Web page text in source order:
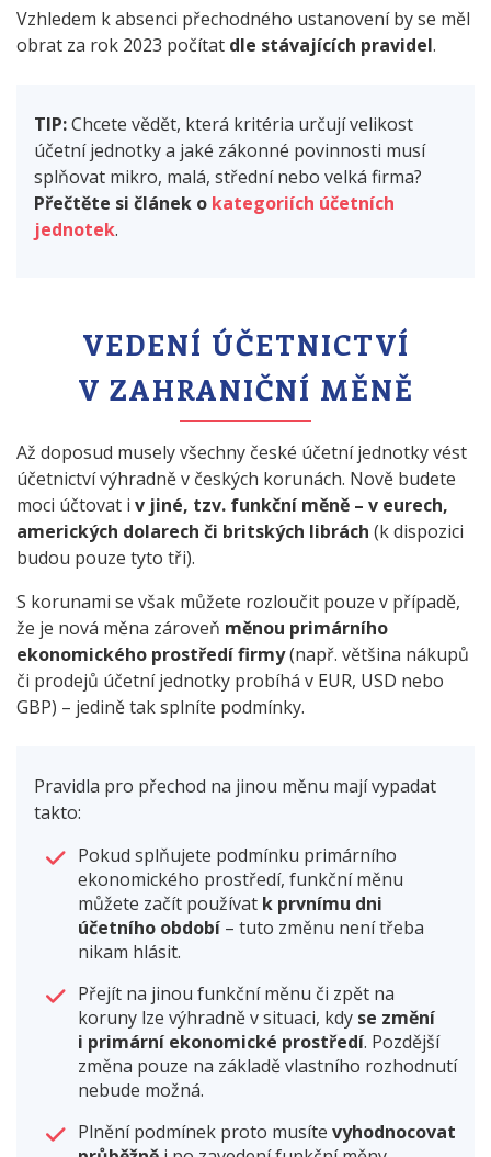
Vzhledem k absenci přechodného ustanovení by se měl
obrat za rok 2023 počítat dle stávajících pravidel.
TIP:Chcete vědět, která kritéria určují velikost
účetní jednotky a jaké zákonné povinnosti musí
splňovat mikro, malá, střední nebo velká firma?
Přečtěte si článek o kategoriích účetních
jednotek.
VEDENÍ ÚČETNICTVÍ
V ZAHRANIČNÍ MĚNĚ
Až doposud musely všechny české účetní jednotky vést
účetnictví výhradně v českých korunách. Nově budete
moci účtovat i v jiné, tzv. funkční měně – v eurech,
amerických dolarech či britských librách (k dispozici
budou pouze tyto tři).
S korunami se však můžete rozloučit pouze v případě,
že je nová měna zároveň měnou primárního
ekonomického prostředí firmy(např. většina nákupů
či prodejů účetní jednotky probíhá v EUR, USD nebo
GBP) – jedině tak splníte podmínky.
Pravidla pro přechod na jinou měnu mají vypadat
takto:
Pokud splňujete podmínku primárního
ekonomického prostředí, funkční měnu
můžete začít používat k prvnímu dni
účetního období – tuto změnu není třeba
nikam hlásit.
Přejít na jinou funkční měnu či zpět na
koruny lze výhradně v situaci, kdy se změní
i primární ekonomické prostředí. Pozdější
změna pouze na základě vlastního rozhodnutí
nebude možná.
Plnění podmínek proto musíte vyhodnocovat